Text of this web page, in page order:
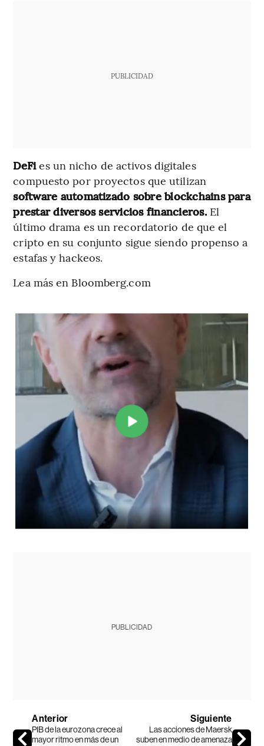
PUBLICIDAD
DeFies un nicho de activos digitales
compuesto por proyectos que utilizan
software automatizado sobre blockchains para
prestar diversos servicios financieros.El
último drama es un recordatorio de que el
cripto en su conjunto sigue siendo propenso a
estafas y hackeos.
Lea más en Bloomberg.com
PUBLICIDAD
Anterior
PIB de la eurozona crece al
mayor ritmo en más de un
Siguiente
Las acciones de Maersk
suben en medio de amenaza